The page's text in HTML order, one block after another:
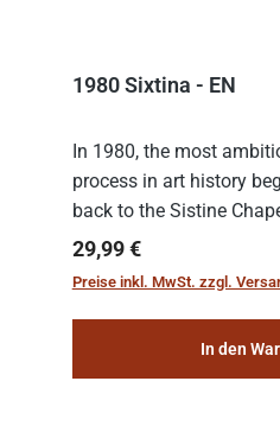
1980 Sixtina - EN
In 1980, the most
process in art history
back to the Sistine
team of experts from the
the meticulous job of
Regulärer Preis:
29,99 €
Preise inkl. MwSt. zzgl.
In den